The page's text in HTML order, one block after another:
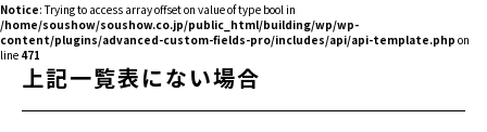
Notice: Trying to access array offset on value of type bool in
/home/soushow/soushow.co.jp/public_html/building/wp/wp-
content/plugins/advanced-custom-fields-pro/includes/api/api-template.php on
line 471
上記一覧表にない場合